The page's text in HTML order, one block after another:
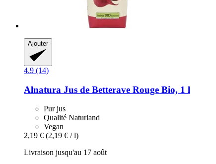
Ajouter
4.9 (14)
Alnatura Jus de Betterave Rouge Bio, 1 l
Pur jus
Qualité Naturland
Vegan
2,19 € (2,19 € / l)
Livraison jusqu'au 17 août